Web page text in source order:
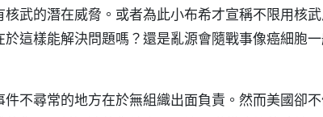
武的潛在威脅。或者為此小布希才宣稱不限用核
這樣能解決問題嗎？還是亂源會隨戰事像癌細胞
不尋常的地方在於無組織出面負責。然而美國卻